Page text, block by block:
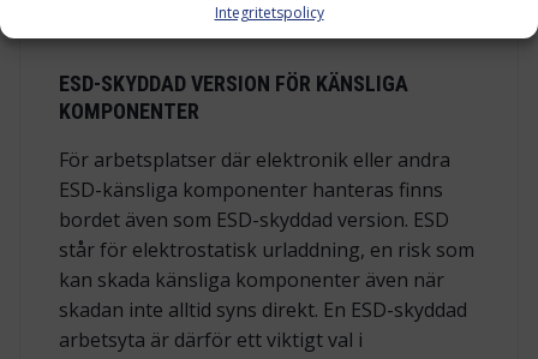
Integritetspolicy
medan delarna hanteras.
ESD-SKYDDAD VERSION FÖR KÄNSLIGA
KOMPONENTER
För arbetsplatser där elektronik eller andra
ESD-känsliga komponenter hanteras finns
bordet även som ESD-skyddad version. ESD
står för elektrostatisk urladdning, en risk som
kan skada känsliga komponenter även när
skadan inte alltid syns direkt. En ESD-skyddad
arbetsyta är därför ett viktigt val i